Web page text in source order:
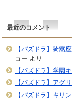
最近のコメント
【パズドラ】猗窩
ョー より
【パズドラ】学園
【パズドラ】アグ
【パズドラ】キリ